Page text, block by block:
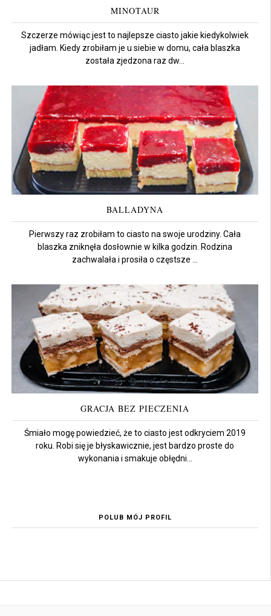
MINOTAUR
Szczerze mówiąc jest to najlepsze ciasto jakie kiedykolwiek
jadłam. Kiedy zrobiłam je u siebie w domu, cała blaszka
została zjedzona raz dw...
BALLADYNA
Pierwszy raz zrobiłam to ciasto na swoje urodziny. Cała
blaszka zniknęła dosłownie w kilka godzin. Rodzina
zachwalała i prosiła o częstsze ...
GRACJA BEZ PIECZENIA
Śmiało mogę powiedzieć, że to ciasto jest odkryciem 2019
roku. Robi się je błyskawicznie, jest bardzo proste do
wykonania i smakuje obłędni...
POLUB MÓJ PROFIL